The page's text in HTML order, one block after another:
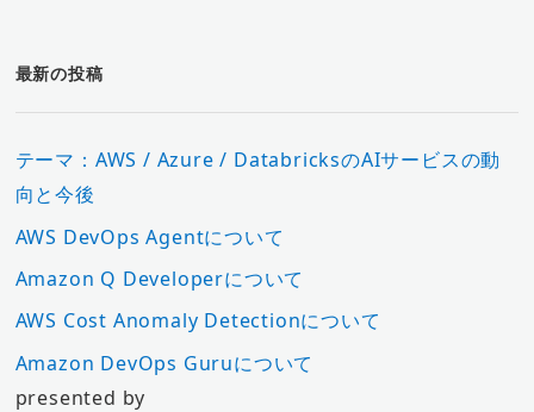
最新の投稿
テーマ：AWS / Azure / DatabricksのAIサービスの動
向と今後
AWS DevOps Agentについて
Amazon Q Developerについて
AWS Cost Anomaly Detectionについて
Amazon DevOps Guruについて
presented by